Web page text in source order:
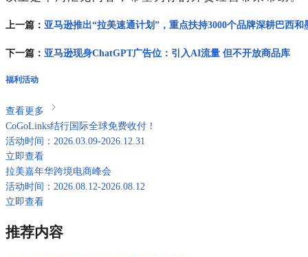
上一篇： 亚马逊推出“拉美速通计划”，重点扶持3000个品牌深耕巴西和
下一篇： 亚马逊现身ChatGPT广告位：引入AI流量 但不开放商品库
福利活动
查看更多
CoGoLinks结行国际全球免费收付！
活动时间：2026.03.09-2026.12.31
立即查看
拉美嘉年华跨境电商峰会
活动时间：2026.08.12-2026.08.12
立即查看
推荐内容